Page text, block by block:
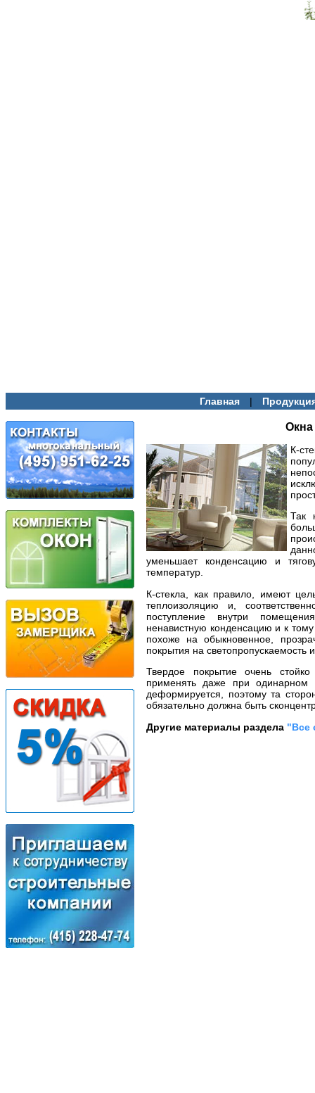
Главная |
Окна
К-
Так
уменьшает конденсацию и
температур.
К-стекла, как правило, имеют
теплоизоляцию и,
поступление внутри
ненавистную конденсацию и к
похоже на обыкновенное,
покрытия на светопропускаемость
Твердое покрытие очень
применять даже при одинарном
деформируется, поэтому та
обязательно должна быть
Другие материалы раздела "Все